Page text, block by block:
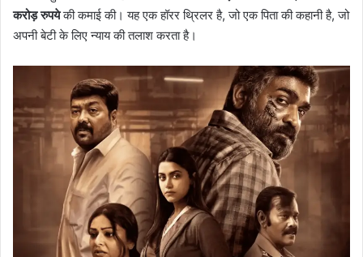
करोड़ रुपयेकी कमाई की। यह एक हॉरर थ्रिलर है, जो एक पिता की कहानी है, जो
अपनी बेटी के लिए न्याय की तलाश करता है।